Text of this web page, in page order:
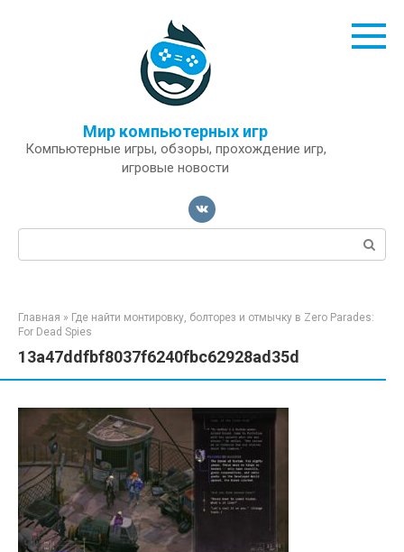
Мир компьютерных игр
Компьютерные игры, обзоры, прохождение игр,
игровые новости
Поиск:
Главная » Где найти монтировку, болторез и отмычку в Zero Parades:
For Dead Spies
13a47ddfbf8037f6240fbc62928ad35d